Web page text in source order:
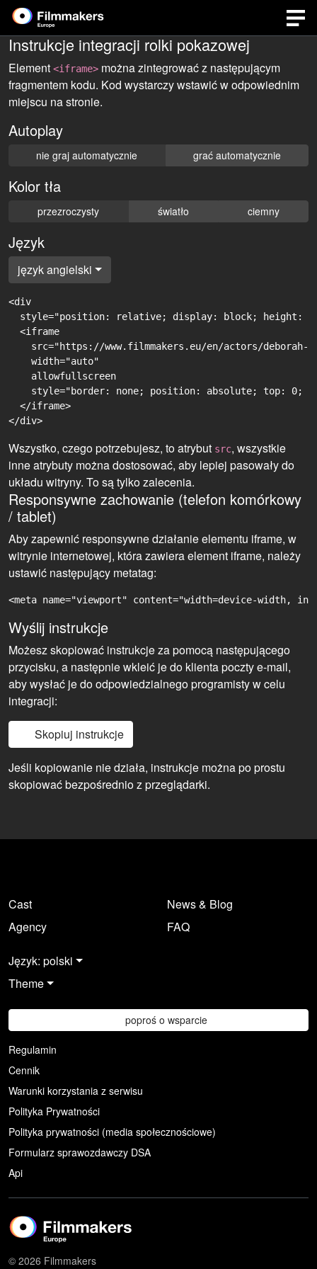
Instrukcje integracji rolki pokazowej
Element <iframe> można zintegrować z następującym
fragmentem kodu. Kod wystarczy wstawić w odpowiednim
miejscu na stronie.
Autoplay
nie graj automatycznie grać automatycznie
Kolor tła
przezroczysty światło ciemny
Język
język angielski
<div
style="position: relative; display: block; height:
  <iframe
src="https://www.filmmakers.eu/en/actors/
    width="auto"
    allowfullscreen
style="border: none; position: absolute; top: 0;
  </iframe>
Wszystko, czego potrzebujesz, to atrybut src, wszystkie
inne atrybuty można dostosować, aby lepiej pasowały do
układu witryny. To są tylko zalecenia.
Responsywne zachowanie (telefon komórkowy
/ tablet)
Aby zapewnić responsywne działanie elementu iframe, w
witrynie internetowej, która zawiera element iframe, należy
ustawić następujący metatag:
<meta name="viewport" content="width=device-width,
Wyślij instrukcje
Możesz skopiować instrukcje za pomocą następującego
przycisku, a następnie wkleić je do klienta poczty e-mail,
aby wysłać je do odpowiedzialnego programisty w celu
integracji:
Skopiuj instrukcje
Jeśli kopiowanie nie działa, instrukcje można po prostu
skopiować bezpośrednio z przeglądarki.
Cast
Agency
News & Blog
FAQ
Język: polski
Theme
poproś o wsparcie
Regulamin
Cennik
Warunki korzystania z serwisu
Polityka Prywatności
Polityka prywatności (media społecznościowe)
Formularz sprawozdawczy DSA
Api
© 2026 Filmmakers